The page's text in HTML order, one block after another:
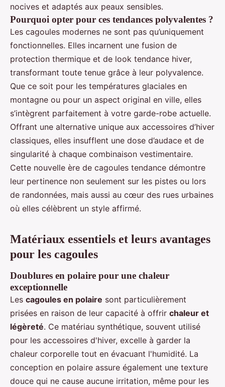
nocives et adaptés aux peaux sensibles.
Pourquoi opter pour ces tendances polyvalentes ?
Les cagoules modernes ne sont pas qu’uniquement
fonctionnelles. Elles incarnent une fusion de
protection thermique et de look tendance hiver,
transformant toute tenue grâce à leur polyvalence.
Que ce soit pour les températures glaciales en
montagne ou pour un aspect original en ville, elles
s’intègrent parfaitement à votre garde-robe actuelle.
Offrant une alternative unique aux accessoires d’hiver
classiques, elles insufflent une dose d’audace et de
singularité à chaque combinaison vestimentaire.
Cette nouvelle ère de cagoules tendance démontre
leur pertinence non seulement sur les pistes ou lors
de randonnées, mais aussi au cœur des rues urbaines
où elles célèbrent un style affirmé.
Matériaux essentiels et leurs avantages
pour les cagoules
Doublures en polaire pour une chaleur
exceptionnelle
Les cagoules en polaire sont particulièrement
prisées en raison de leur capacité à offrir chaleur et
légèreté. Ce matériau synthétique, souvent utilisé
pour les accessoires d'hiver, excelle à garder la
chaleur corporelle tout en évacuant l'humidité. La
conception en polaire assure également une texture
douce qui ne cause aucune irritation, même pour les